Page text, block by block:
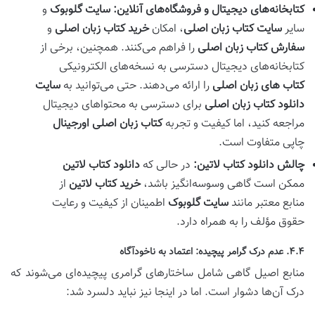
کتابخانه‌های دیجیتال و فروشگاه‌های آنلاین: سایت گلوبوک و
سایرسایت کتاب زبان اصلی، امکانخرید کتاب زبان اصلی و
سفارش کتاب زبان اصلی را فراهم می‌کنند. همچنین، برخی از
کتابخانه‌های دیجیتال دسترسی به نسخه‌های الکترونیکی
کتاب های زبان اصلی را ارائه می‌دهند. حتی می‌توانید به سایت
دانلود کتاب زبان اصلی برای دسترسی به محتواهای دیجیتال
مراجعه کنید، اما کیفیت و تجربهکتاب زبان اصلی اورجینال
چاپی متفاوت است.
چالش دانلود کتاب لاتین: در حالی که دانلود کتاب لاتین
ممکن است گاهی وسوسه‌انگیز باشد،خرید کتاب لاتین از
منابع معتبر مانند سایت گلوبوک اطمینان از کیفیت و رعایت
حقوق مؤلف را به همراه دارد.
۴.۴. عدم درک گرامر پیچیده: اعتماد به ناخودآگاه
منابع اصیل گاهی شامل ساختارهای گرامری پیچیده‌ای می‌شوند که
درک آن‌ها دشوار است. اما در اینجا نیز نباید دلسرد شد: